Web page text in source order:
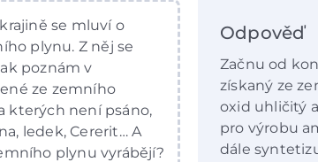
se mluví o
plynu. Z něj se
poznám v
ze zemního
kterých není psáno,
ledek, Cererit… A
plynu vyrábějí?
Odpověď
Začnu od
získaný ze
oxid uhličitý
pro výrobu
dále